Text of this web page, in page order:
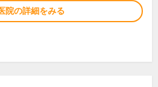
院の詳細をみる